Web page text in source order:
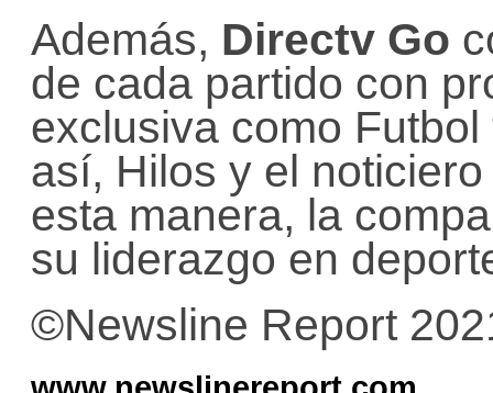
Además, Directv Go
de cada partido con
exclusiva como
así, Hilos y el
esta manera, la
su liderazgo en
©Newsline Report